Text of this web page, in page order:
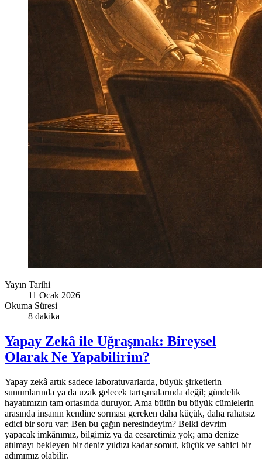
Yayın Tarihi
11 Ocak 2026
Okuma Süresi
8 dakika
Yapay Zekâ ile Uğraşmak: Bireysel
Olarak Ne Yapabilirim?
Yapay zekâ artık sadece laboratuvarlarda, büyük şirketlerin
sunumlarında ya da uzak gelecek tartışmalarında değil; gündelik
hayatımızın tam ortasında duruyor. Ama bütün bu büyük cümlelerin
arasında insanın kendine sorması gereken daha küçük, daha rahatsız
edici bir soru var: Ben bu çağın neresindeyim? Belki devrim
yapacak imkânımız, bilgimiz ya da cesaretimiz yok; ama denize
atılmayı bekleyen bir deniz yıldızı kadar somut, küçük ve sahici bir
adımımız olabilir.